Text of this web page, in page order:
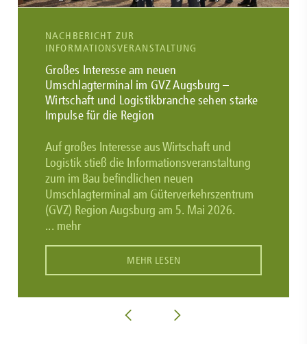
NACHBERICHT ZUR
INFORMATIONSVERANSTALTUNG
Großes Interesse am neuen
Umschlagterminal im GVZ Augsburg –
Wirtschaft und Logistikbranche sehen starke
Impulse für die Region
Auf großes Interesse aus Wirtschaft und
Logistik stieß die Informationsveranstaltung
zum im Bau befindlichen neuen
Umschlagterminal am Güterverkehrszentrum
(GVZ) Region Augsburg am 5. Mai 2026.
... mehr
MEHR LESEN